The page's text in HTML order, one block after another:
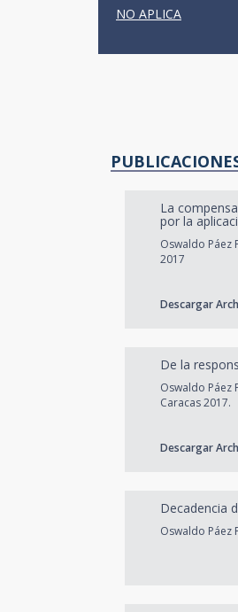
NO APLICA
La
por la
Oswaldo Páez
2017
Descargar
De la
Oswaldo Páez
Caracas 2017.
Descargar
Decadencia
Oswaldo Páez